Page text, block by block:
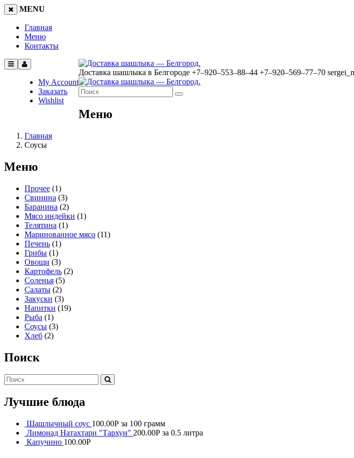
MENU
Главная
Меню
Контакты
My Account
Заказать
Wishlist
Доставка шашлыка в Белгороде +7‒920‒553‒88‒44 +7‒920‒569‒77‒70
Меню
Главная
Соусы
Меню
Прочее (1)
Свинина (3)
Баранина (2)
Мясо индейки (1)
Телятина (1)
Маринованное мясо (11)
Печень (1)
Грибы (1)
Овощи (3)
Картофель (2)
Соленья (5)
Салаты (2)
Закуски (3)
Напитки (19)
Рыба (1)
Соусы (3)
Хлеб (2)
Поиск
Лучшие блюда
Шашлычный соус 100.00Р за 100 грамм
Лимонад Натахтари "Тархун" 200.00Р за 0.5 литра
Капучино 100.00Р